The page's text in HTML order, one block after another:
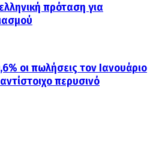
πρόταση για
οι πωλήσεις τον Ιανουάριο
περυσινό